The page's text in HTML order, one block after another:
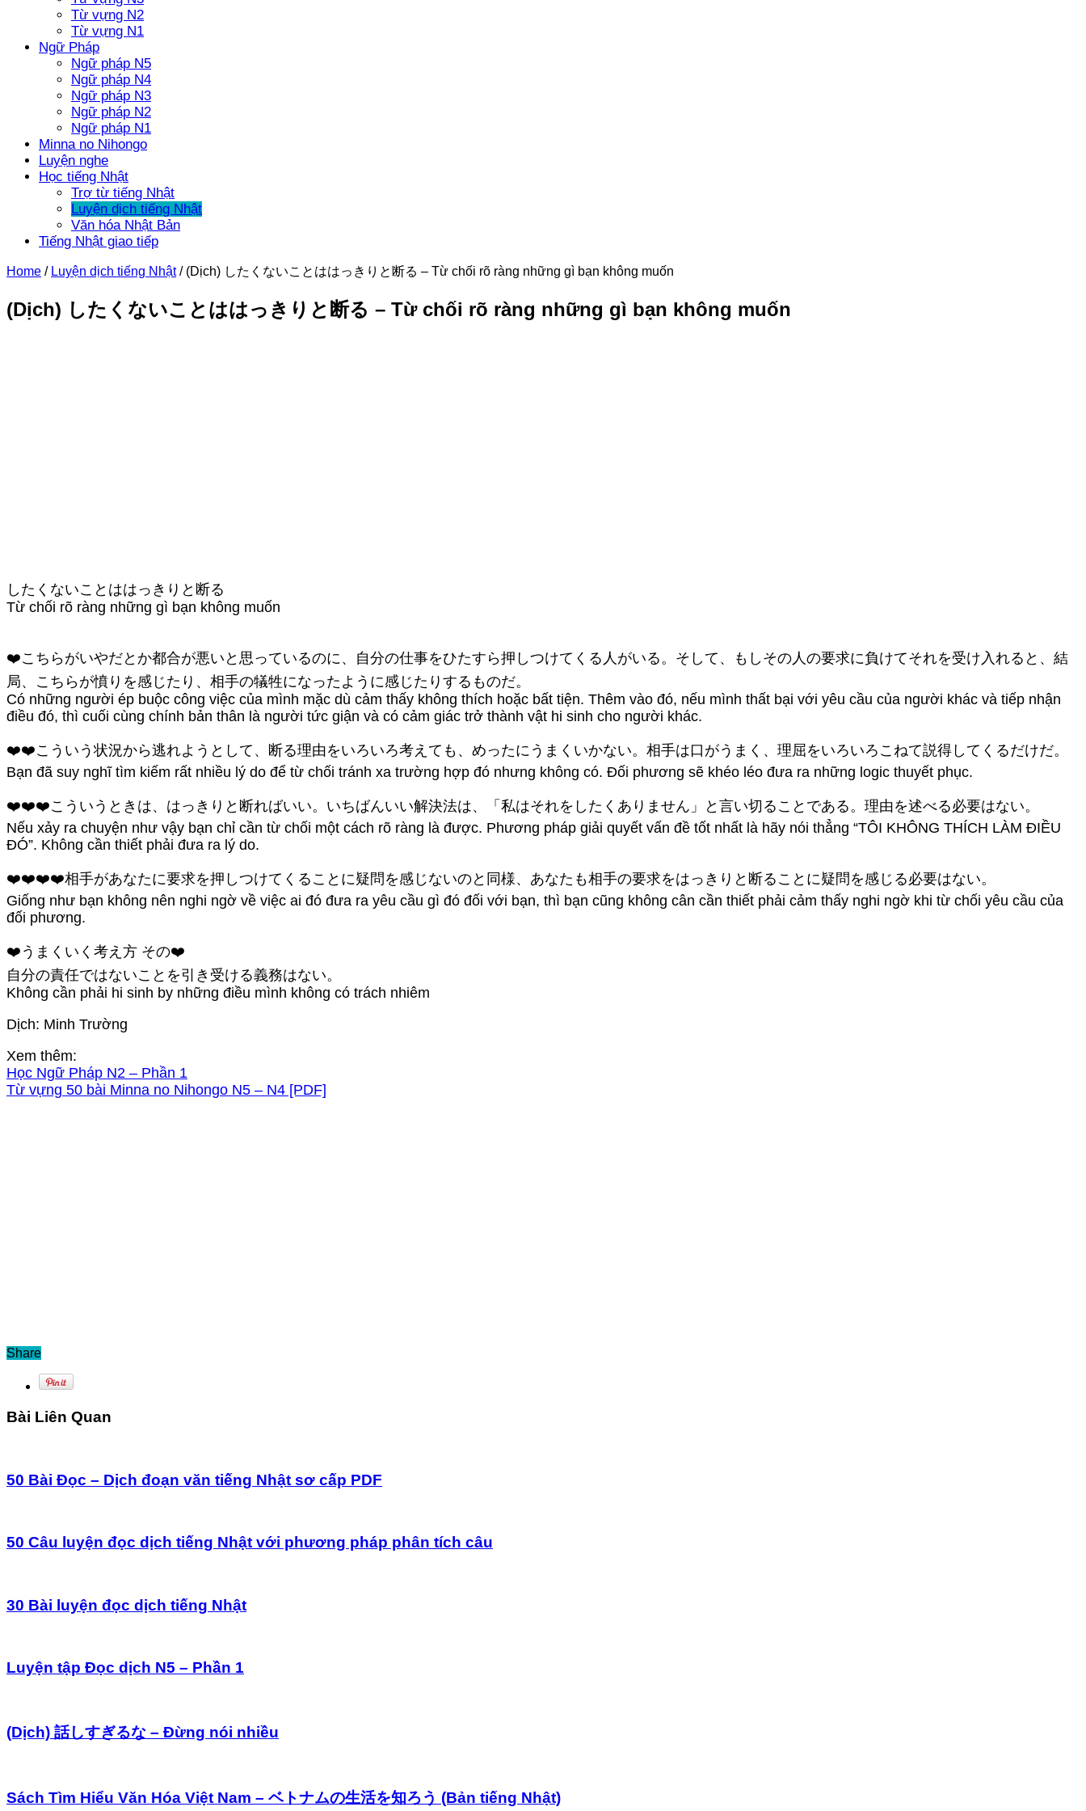
Từ vựng N2
Từ vựng N1
Ngữ Pháp
Ngữ pháp N5
Ngữ pháp N4
Ngữ pháp N3
Ngữ pháp N2
Ngữ pháp N1
Minna no Nihongo
Luyện nghe
Học tiếng Nhật
Trợ từ tiếng Nhật
Luyện dịch tiếng Nhật
Văn hóa Nhật Bản
Tiếng Nhật giao tiếp
Home / Luyện dịch tiếng Nhật / (Dịch) したくないことははっきりと断る – Từ chối rõ ràng những gì bạn không muốn
(Dịch) したくないことははっきりと断る – Từ chối rõ ràng những gì bạn không muốn
したくないことははっきりと断る
Từ chối rõ ràng những gì bạn không muốn
❤️こちらがいやだとか都合が悪いと思っているのに、自分の仕事をひたすら押しつけてくる人がいる。そして、もしその人の要求に負けてそれを受け入れると、結
局、こちらが憤りを感じたり、相手の犠牲になったように感じたりするものだ。
Có những người ép buộc công việc của mình mặc dù cảm thấy không thích hoặc bất tiện. Thêm vào đó, nếu mình thất bại với yêu cầu của người khác và tiếp nhận
điều đó, thì cuối cùng chính bản thân là người tức giận và có cảm giác trở thành vật hi sinh cho người khác.
❤️❤️こういう状況から逃れようとして、断る理由をいろいろ考えても、めったにうまくいかない。相手は口がうまく、理屈をいろいろこねて説得してくるだけだ。
Bạn đã suy nghĩ tìm kiếm rất nhiều lý do để từ chối tránh xa trường hợp đó nhưng không có. Đối phương sẽ khéo léo đưa ra những logic thuyết phục.
❤️❤️❤️こういうときは、はっきりと断ればいい。いちばんいい解決法は、「私はそれをしたくありません」と言い切ることである。理由を述べる必要はない。
Nếu xảy ra chuyện như vậy bạn chỉ cần từ chối một cách rõ ràng là được. Phương pháp giải quyết vấn đề tốt nhất là hãy nói thẳng “TÔI KHÔNG THÍCH LÀM ĐIỀU
ĐÓ”. Không cần thiết phải đưa ra lý do.
❤️❤️❤️❤️相手があなたに要求を押しつけてくることに疑問を感じないのと同様、あなたも相手の要求をはっきりと断ることに疑問を感じる必要はない。
Giống như bạn không nên nghi ngờ về việc ai đó đưa ra yêu cầu gì đó đối với bạn, thì bạn cũng không cân cần thiết phải cảm thấy nghi ngờ khi từ chối yêu cầu của
đối phương.
❤️うまくいく考え方 その❤️
自分の責任ではないことを引き受ける義務はない。
Không cần phải hi sinh by những điều mình không có trách nhiêm
Dịch: Minh Trường
Xem thêm:
Học Ngữ Pháp N2 – Phần 1
Từ vựng 50 bài Minna no Nihongo N5 – N4 [PDF]
Share
Bài Liên Quan
50 Bài Đọc – Dịch đoạn văn tiếng Nhật sơ cấp PDF
50 Câu luyện đọc dịch tiếng Nhật với phương pháp phân tích câu
30 Bài luyện đọc dịch tiếng Nhật
Luyện tập Đọc dịch N5 – Phần 1
(Dịch) 話しすぎるな – Đừng nói nhiều
Sách Tìm Hiểu Văn Hóa Việt Nam – ベトナムの生活を知ろう (Bản tiếng Nhật)